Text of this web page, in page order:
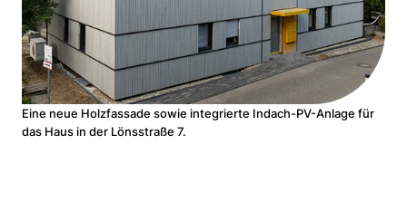
Eine neue Holzfassade sowie integrierte Indach-PV-Anlage für
das Haus in der Lönsstraße 7.